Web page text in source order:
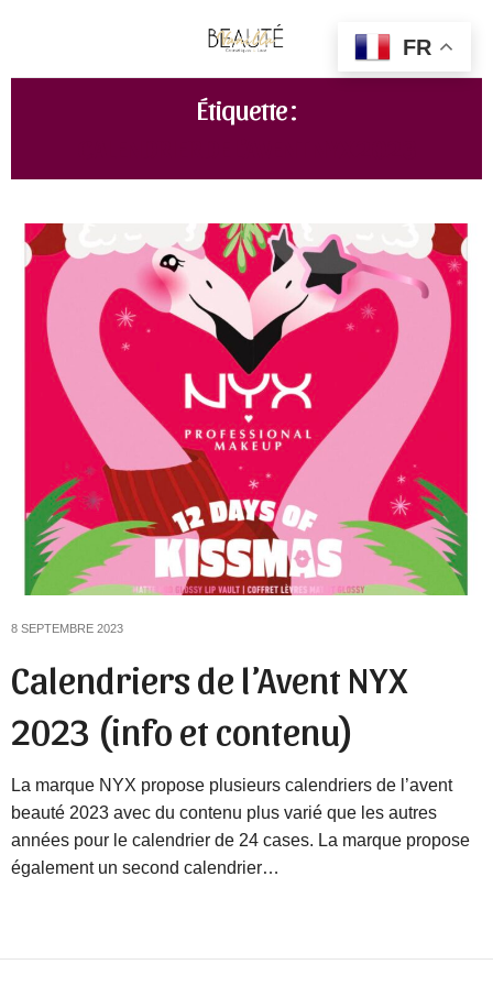
Étiquette :
8 SEPTEMBRE 2023
Calendriers de l’Avent NYX
2023 (info et contenu)
La marque NYX propose plusieurs calendriers de l’avent
beauté 2023 avec du contenu plus varié que les autres
années pour le calendrier de 24 cases. La marque propose
également un second calendrier…
FR